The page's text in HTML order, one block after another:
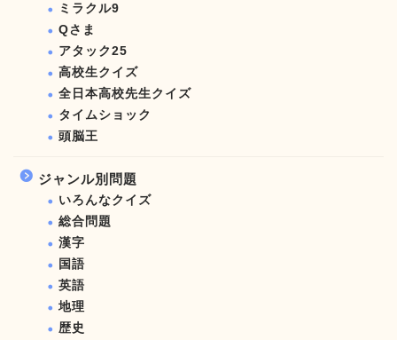
ミラクル9
Qさま
アタック25
高校生クイズ
全日本高校先生クイズ
タイムショック
頭脳王
ジャンル別問題
いろんなクイズ
総合問題
漢字
国語
英語
地理
歴史